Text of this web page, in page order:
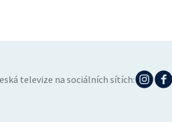
televize na sociálních sítích: